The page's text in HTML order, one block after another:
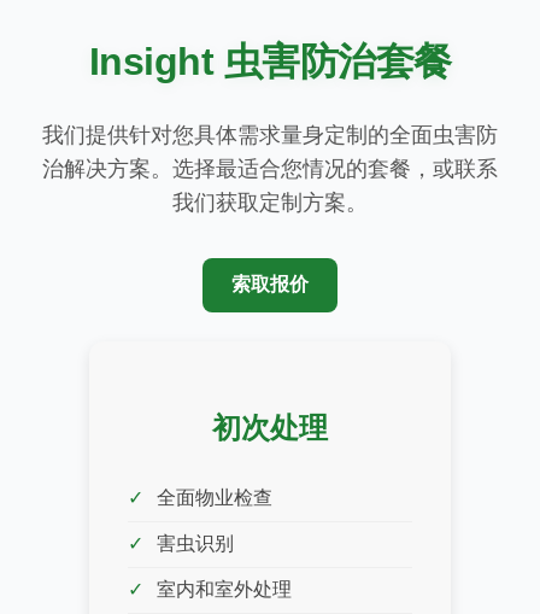
Insight 虫害防治套餐
我们提供针对您具体需求量身定制的全面虫害防
治解决方案。选择最适合您情况的套餐，或联系
我们获取定制方案。
索取报价
初次处理
全面物业检查
害虫识别
室内和室外处理